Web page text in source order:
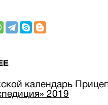
календарь
2019